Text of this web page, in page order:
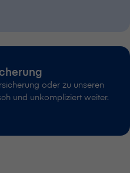
oder zu unseren
und unkompliziert weiter.